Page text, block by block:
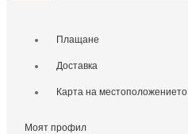
Плащане
Доставка
Карта на местоположението
Моят профил